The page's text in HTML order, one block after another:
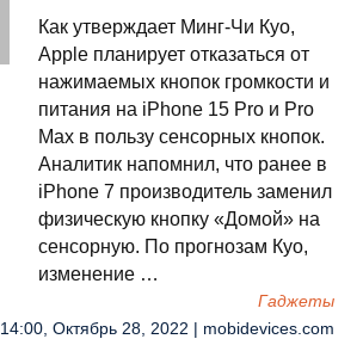
Как утверждает Минг-Чи Куо,
Apple планирует отказаться от
нажимаемых кнопок громкости и
питания на iPhone 15 Pro и Pro
Max в пользу сенсорных кнопок.
Аналитик напомнил, что ранее в
iPhone 7 производитель заменил
физическую кнопку «Домой» на
сенсорную. По прогнозам Куо,
изменение …
Гаджеты
14:00, Октябрь 28, 2022 | mobidevices.com